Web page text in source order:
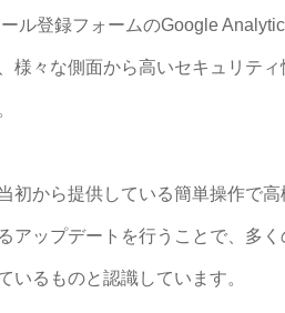
ル登録フォームのGoogle
様々な側面から高いセキュリテ
初から提供している簡単操作で
アップデートを行うことで、多
いるものと認識しています。